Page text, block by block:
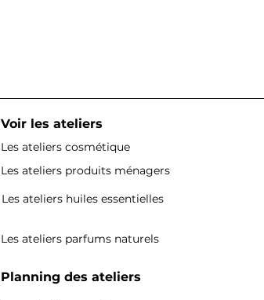
Voir les ateliers
Les ateliers cosmétique
Les ateliers produits ménagers
Les ateliers huiles essentielles
Les ateliers parfums naturels
Planning des ateliers